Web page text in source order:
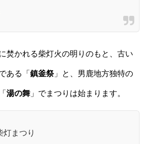
焚かれる柴灯火の明りのもと、古い
ある「 鎮釜祭」と、男鹿地方独特の
湯の舞 」でまつりは始まります。
灯まつり